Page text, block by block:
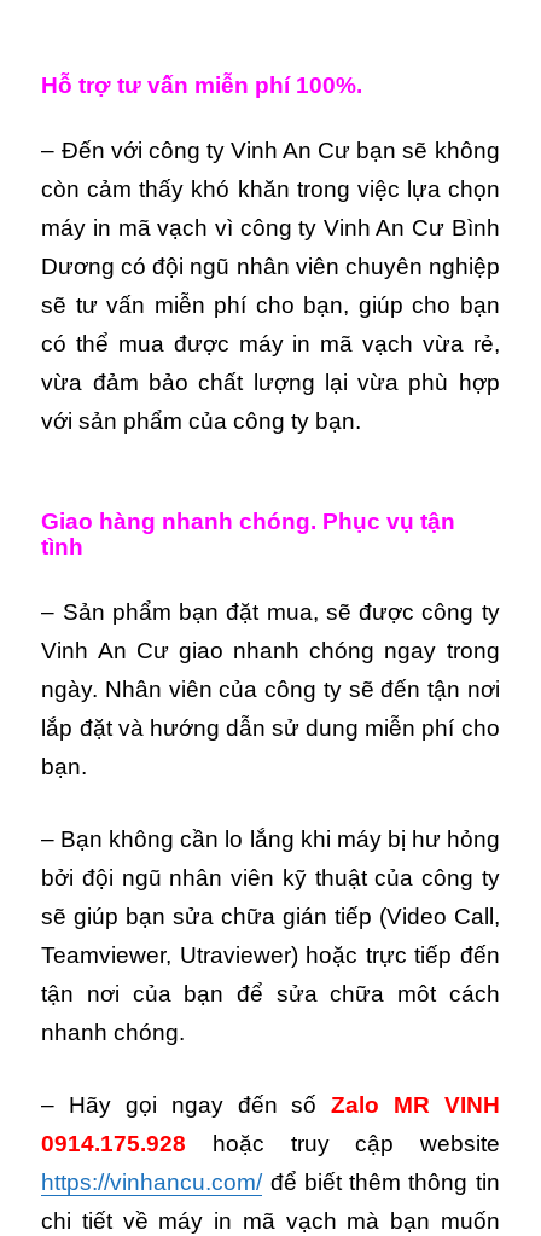
Hỗ trợ tư vấn miễn phí 100%.
– Đến với công ty Vinh An Cư bạn sẽ không
còn cảm thấy khó khăn trong việc lựa chọn
máy in mã vạch vì công ty Vinh An Cư Bình
Dương có đội ngũ nhân viên chuyên nghiệp
sẽ tư vấn miễn phí cho bạn, giúp cho bạn
có thể mua được máy in mã vạch vừa rẻ,
vừa đảm bảo chất lượng lại vừa phù hợp
với sản phẩm của công ty bạn.
Giao hàng nhanh chóng. Phục vụ tận
tình
– Sản phẩm bạn đặt mua, sẽ được công ty
Vinh An Cư giao nhanh chóng ngay trong
ngày. Nhân viên của công ty sẽ đến tận nơi
lắp đặt và hướng dẫn sử dung miễn phí cho
bạn.
– Bạn không cần lo lắng khi máy bị hư hỏng
bởi đội ngũ nhân viên kỹ thuật của công ty
sẽ giúp bạn sửa chữa gián tiếp (Video Call,
Teamviewer, Utraviewer) hoặc trực tiếp đến
tận nơi của bạn để sửa chữa môt cách
nhanh chóng.
– Hãy gọi ngay đến sốZalo MR VINH
0914.175.928 hoặc truy cập website
https://vinhancu.com/để biết thêm thông tin
chi tiết về máy in mã vạch mà bạn muốn